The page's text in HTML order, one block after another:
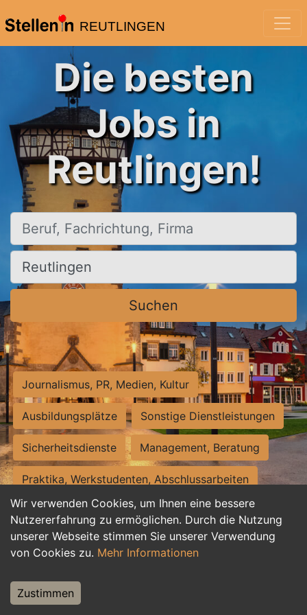
REUTLINGEN
Wir verwenden Cookies, um Ihnen eine bessere
Nutzererfahrung zu ermöglichen. Durch die Nutzung
unserer Webseite stimmen Sie unserer Verwendung
von Cookies zu. Mehr Informationen
Zustimmen
Die besten
Jobs in
Reutlingen!
Beruf, Fachrichtung, Firma
Ort, Stadt
Suchen
Journalismus, PR, Medien, Kultur
Ausbildungsplätze Sonstige Dienstleistungen
Sicherheitsdienste Management, Beratung
Praktika, Werkstudenten, Abschlussarbeiten
Personalwesen Assistenz, Sekretariat
Hilfskräfte, Aushilfs- und Nebenjobs
Weiterbildung, Studium, duale Ausbildung